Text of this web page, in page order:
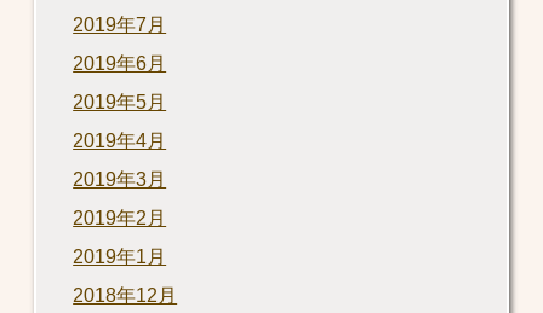
2019年7月
2019年6月
2019年5月
2019年4月
2019年3月
2019年2月
2019年1月
2018年12月